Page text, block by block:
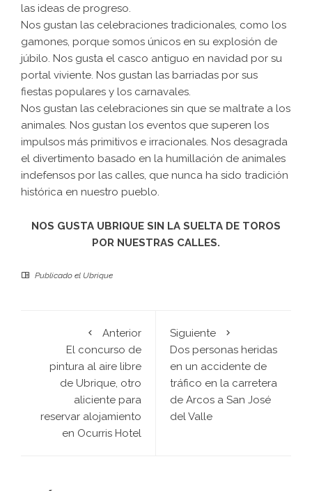
las ideas de progreso.
Nos gustan las celebraciones tradicionales, como los
gamones, porque somos únicos en su explosión de
júbilo. Nos gusta el casco antiguo en navidad por su
portal viviente. Nos gustan las barriadas por sus
fiestas populares y los carnavales.
Nos gustan las celebraciones sin que se maltrate a los
animales. Nos gustan los eventos que superen los
impulsos más primitivos e irracionales. Nos desagrada
el divertimento basado en la humillación de animales
indefensos por las calles, que nunca ha sido tradición
histórica en nuestro pueblo.
NOS GUSTA UBRIQUE SIN LA SUELTA DE TOROS
POR NUESTRAS CALLES.
Publicado el Ubrique
Anterior
El concurso de
pintura al aire libre
de Ubrique, otro
aliciente para
reservar alojamiento
en Ocurris Hotel
Siguiente
Dos personas heridas
en un accidente de
tráfico en la carretera
de Arcos a San José
del Valle